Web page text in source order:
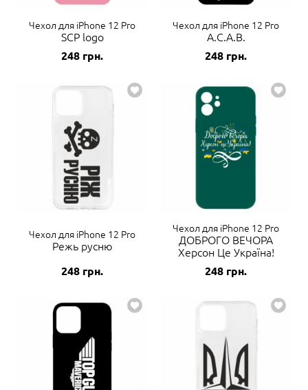
Чехол для iPhone 12 Pro
SCP logo
248 грн.
Чехол для iPhone 12 Pro
A.C.A.B.
248 грн.
Чехол для iPhone 12 Pro
Режь русню
248 грн.
Чехол для iPhone 12 Pro
ДОБРОГО ВЕЧОРА
Херсон Це Україна!
248 грн.